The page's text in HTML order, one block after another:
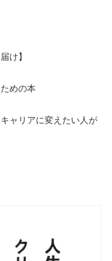
け】
めの本
ャリアに変えたい人が